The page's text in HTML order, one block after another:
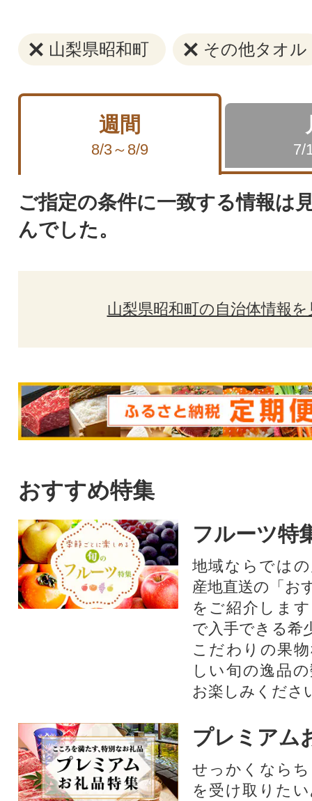
山梨県昭和町 その他タオル
週間
8/3～8/9 7/
ご指定の条件に一致する情報は
んでした。
山梨県昭和町の自治体情報を
おすすめ特集
フルーツ特
地域ならでは
産地直送の「お
をご紹介しま
で入手できる希
こだわりの果
しい旬の逸品
お楽しみくださ
プレミアム
せっかくなら
を受け取りた